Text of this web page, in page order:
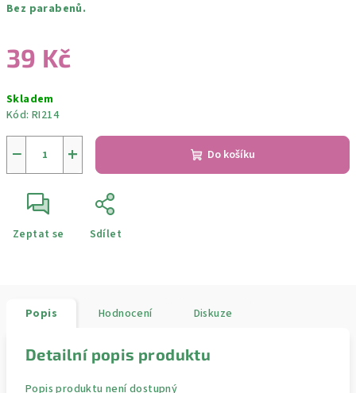
Bez parabenů.
39 Kč
cena:
Skladem
Kód: RI214
+
− Do košíku
Zeptat se Sdílet
Popis Hodnocení Diskuze
Detailní popis produktu
Popis produktu není dostupný